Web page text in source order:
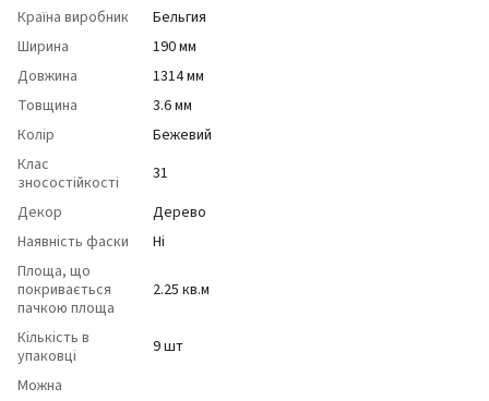
Країна виробник
Бельгия
Ширина
190 мм
Довжина
1314 мм
Товщина
3.6 мм
Колір
Бежевий
Клас
зносостійкості
31
Декор
Дерево
Наявність фаски
Ні
Площа, що
покривається
пачкою площа
2.25 кв.м
Кількість в
упаковці
9 шт
Можна